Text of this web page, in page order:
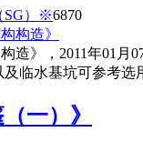
SG）※6870
造》，2011年01
临水基坑可参考
一）》